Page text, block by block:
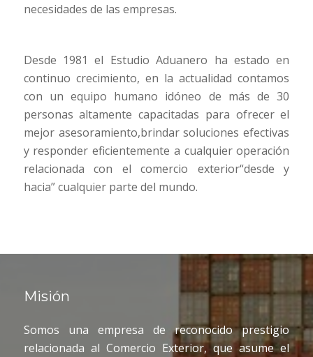
necesidades de las empresas.
Desde 1981 el Estudio Aduanero ha estado en
continuo crecimiento, en la actualidad contamos
con un equipo humano idóneo de más de 30
personas altamente capacitadas para ofrecer el
mejor asesoramiento,brindar soluciones efectivas
y responder eficientemente a cualquier operación
relacionada con el comercio exterior“desde y
hacia” cualquier parte del mundo.
Misión
Somos una empresa de reconocido prestigio
relacionada al Comercio Exterior, que asume el